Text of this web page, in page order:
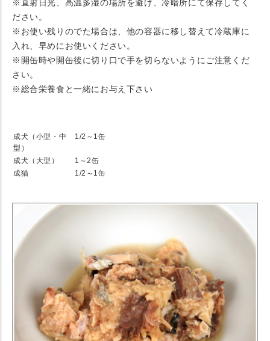
※直射日光、高温多湿の場所を避け、冷暗所にて保存してく
ださい。
※お使い残りのでた場合は、他の容器に移し替えて冷蔵庫に
入れ、早めにお使いください。
※開缶時や開缶後に切り口で手を切らないようにご注意くだ
さい。
※総合栄養食と一緒にお与え下さい
成犬（小型・中
型）
1/2～1缶
成犬（大型）
1～2缶
成猫
1/2～1缶